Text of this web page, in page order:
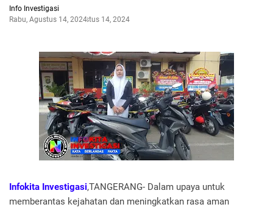
Info Investigasi
Rabu, Agustus 14, 2024Agustus 14, 2024
Infokita Investigasi,TANGERANG- Dalam upaya untuk
memberantas kejahatan dan meningkatkan rasa aman